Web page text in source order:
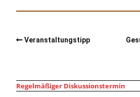
Veranstaltungstipp
Regelmäßiger Diskussionstermin